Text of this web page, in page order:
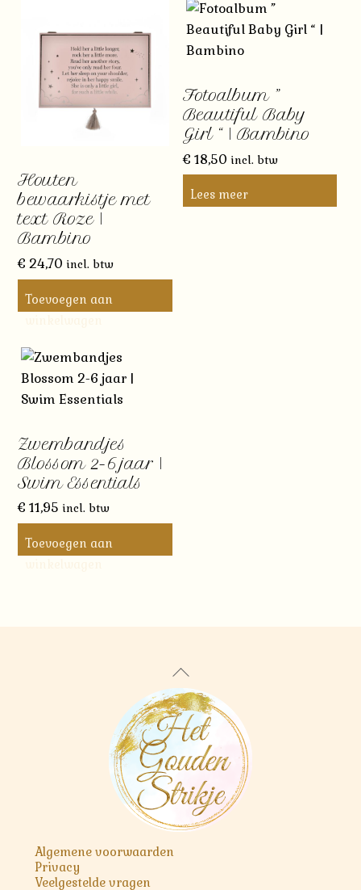
Houten
bewaarkistje met
text Roze |
Bambino
€ 24,70 incl. btw
Toevoegen aan
Fotoalbum ”
Beautiful Baby
Girl “ | Bambino
€ 18,50 incl. btw
Lees meer
Zwembandjes
Blossom 2-6 jaar |
Swim Essentials
€ 11,95 incl. btw
Toevoegen aan
Back
To
Top
Algemene voorwaarden
Privacy
Veelgestelde vragen